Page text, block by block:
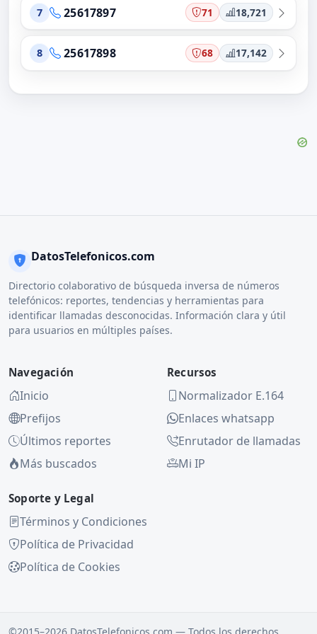
7 25617897 71 18,721
8 25617898 68 17,142
DatosTelefonicos.com
Directorio colaborativo de búsqueda inversa de números
telefónicos: reportes, tendencias y herramientas para
identificar llamadas desconocidas. Información clara y útil
para usuarios en múltiples países.
Navegación
Inicio
Prefijos
Últimos reportes
Más buscados
Recursos
Normalizador E.164
Enlaces whatsapp
Enrutador de llamadas
Mi IP
Soporte y Legal
Términos y Condiciones
Política de Privacidad
Política de Cookies
©2015–2026 DatosTelefonicos.com — Todos los derechos